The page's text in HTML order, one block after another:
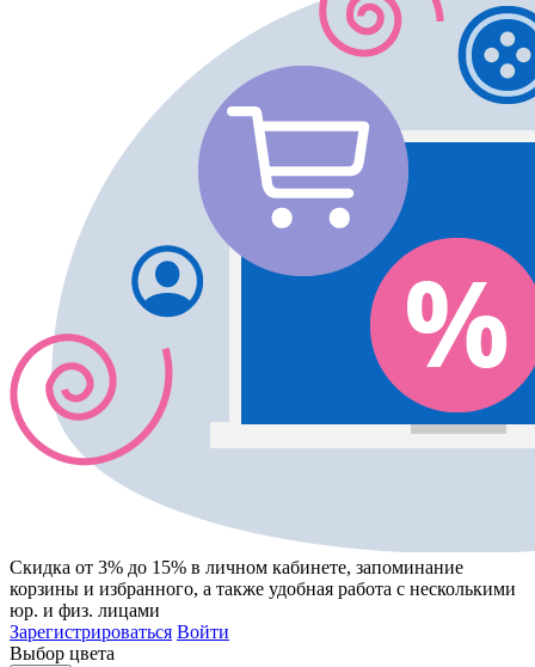
Скидка от 3% до 15% в личном кабинете, запоминание
корзины и избранного, а также удобная работа с несколькими
юр. и физ. лицами
Зарегистрироваться Войти
Выбор цвета